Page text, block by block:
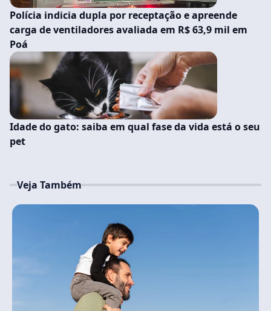
Polícia indicia dupla por receptação e apreende
carga de ventiladores avaliada em R$ 63,9 mil em
Poá
Idade do gato: saiba em qual fase da vida está o seu
pet
Veja Também